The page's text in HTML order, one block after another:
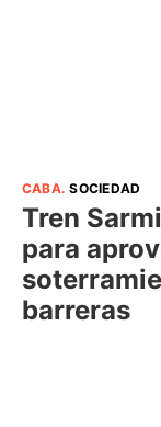
CABA.SOCIEDAD
Tren
para
barreras